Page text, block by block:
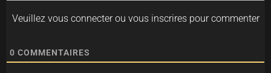
Veuillez vous connecter ou vous inscrires pour commenter
0 COMMENTAIRES